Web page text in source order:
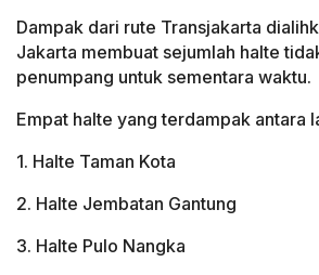
Dampak dari rute Transjakarta
Jakarta membuat sejumlah halte
penumpang untuk sementara waktu.
Empat halte yang terdampak antara
1. Halte Taman Kota
2. Halte Jembatan Gantung
3. Halte Pulo Nangka